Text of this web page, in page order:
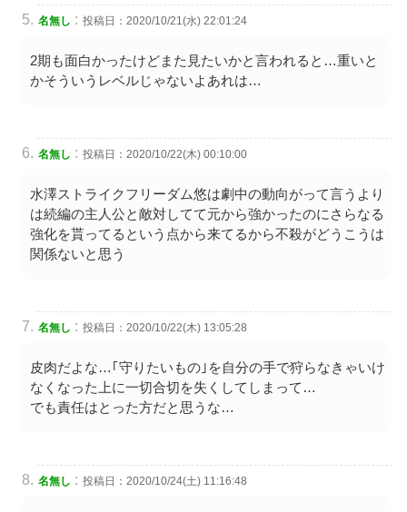
名無し : 投稿日：2020/10/21(水) 22:01:24
2期も面白かったけどまた見たいかと言われると…重いと
かそういうレベルじゃないよあれは…
名無し : 投稿日：2020/10/22(木) 00:10:00
水澤ストライクフリーダム悠は劇中の動向がって言うより
は続編の主人公と敵対してて元から強かったのにさらなる
強化を貰ってるという点から来てるから不殺がどうこうは
関係ないと思う
名無し : 投稿日：2020/10/22(木) 13:05:28
皮肉だよな…｢守りたいもの｣を自分の手で狩らなきゃいけ
なくなった上に一切合切を失くしてしまって…
でも責任はとった方だと思うな…
名無し : 投稿日：2020/10/24(土) 11:16:48